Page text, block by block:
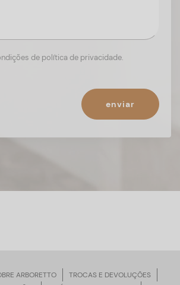
de política de privacidade.
enviar
ARBORETTO
TROCAS E DEVOLUÇÕES